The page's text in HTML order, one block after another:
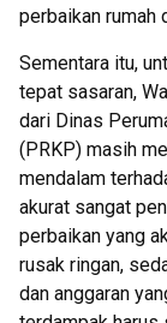
perbaikan rumah
Sementara itu,
tepat sasaran,
dari Dinas
(PRKP) masih
mendalam
akurat sangat
perbaikan yang
rusak ringan,
dan anggaran